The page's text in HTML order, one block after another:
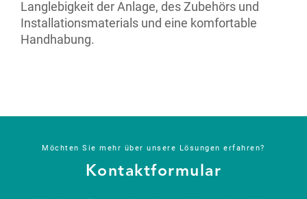
Langlebigkeit der Anlage, des Zubehörs und
Installationsmaterials und eine komfortable
Handhabung.
Möchten Sie mehr über unsere Lösungen erfahren?
Kontaktformular